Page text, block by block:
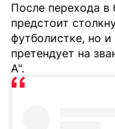
После перехода в
предстоит
футболистке, но
претендует на
А".